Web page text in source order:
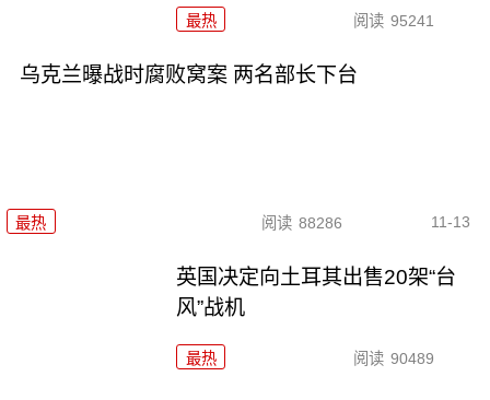
最热 阅读 95241
乌克兰曝战时腐败窝案 两名部长下台
最热 阅读 88286 11-13
英国决定向土耳其出售20架“台
风”战机
最热 阅读 90489